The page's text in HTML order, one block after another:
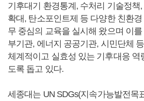
기후대기 환경통계, 수처리 기술정책,
확대, 탄소포인트제 등 다양한 친환
무 중심의 교육을 실시해 왔으며 이
부기관, 에너지 공공기관, 시민단체
체계적이고 실효성 있는 기후대응 역
도록 돕고 있다.
세종대는 UN SDGs(지속가능발전목